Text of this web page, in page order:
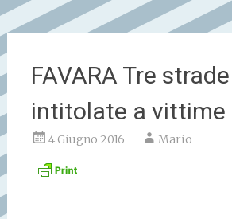
FAVARA Tre strade
intitolate a vittime
4 Giugno 2016 Mario